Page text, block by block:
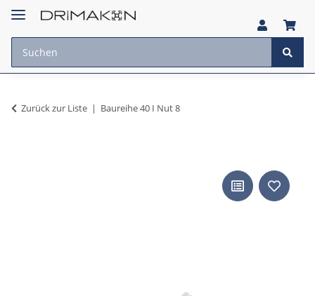
Zurück zur Liste Baureihe 40 I Nut 8